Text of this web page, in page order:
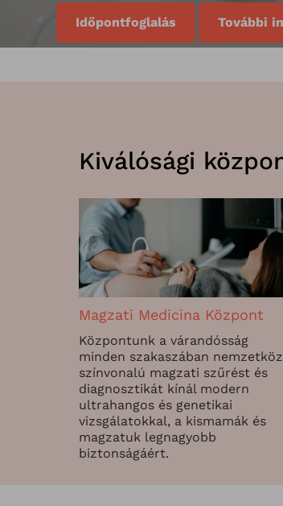
Időpontfoglalás További
Kiválósági
Magzati Medicina Központ
Központunk a várandósság
minden szakaszában
színvonalú magzati szűrést és
diagnosztikát kínál modern
ultrahangos és genetikai
vizsgálatokkal, a kismamák és
magzatuk legnagyobb
biztonságáért.